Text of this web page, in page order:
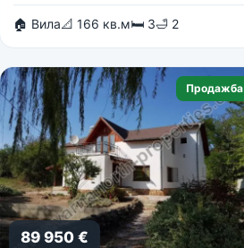
🏠 Вила📐 166 кв.м🛏 3🛁 2
Продажба
89 950 €